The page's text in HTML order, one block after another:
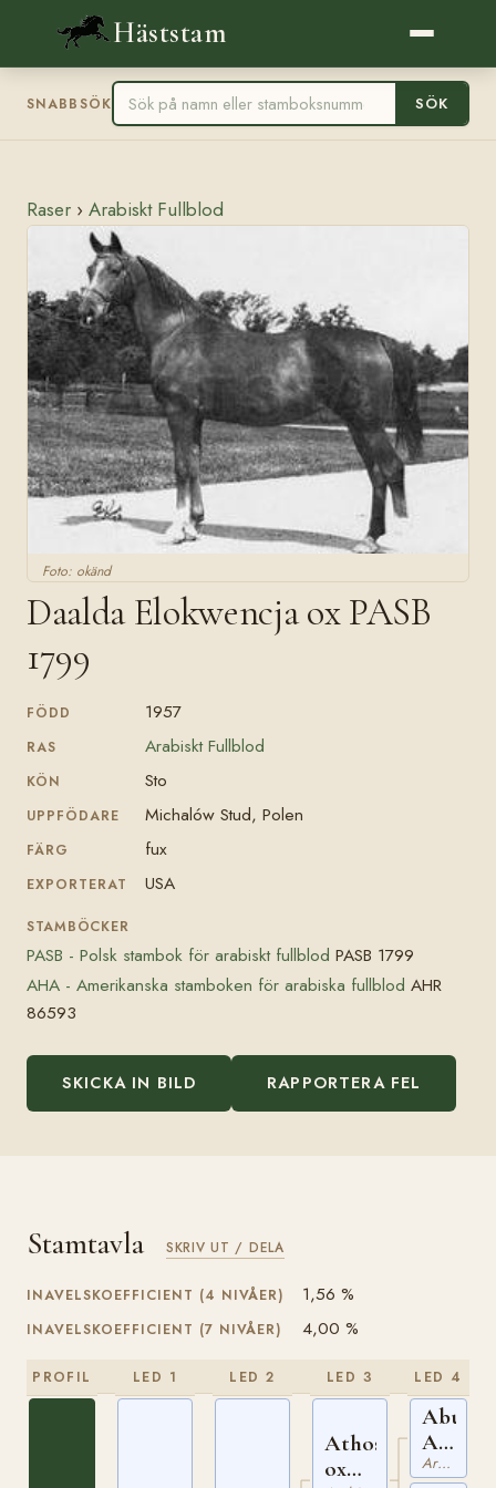
Häststam
SNABBSÖK SÖK
Raser › Arabiskt Fullblod
Foto: okänd
Daalda Elokwencja ox PASB
1799
FÖDD 1957
RAS Arabiskt Fullblod
KÖN Sto
UPPFÖDARE Michalów Stud, Polen
FÄRG fux
EXPORTERAT USA
STAMBÖCKER
PASB - Polsk stambok för arabiskt fullblod PASB 1799
AHA - Amerikanska stamboken för arabiska fullblod AHR
86593
SKICKA IN BILD RAPPORTERA FEL
Stamtavla SKRIV UT / DELA
INAVELSKOEFFICIENT (4 NIVÅER) 1,56 %
INAVELSKOEFFICIENT (7 NIVÅER) 4,00 %
PROFIL LED 1 LED 2 LED 3
Athos
ox
LED 4
Abu
Argub
oxArabiskt Fullblod